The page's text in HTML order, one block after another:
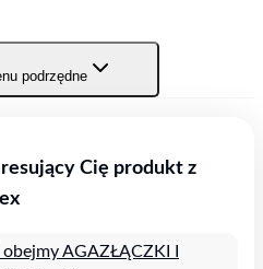
podrzędne
Cię produkt z
obejmy AGAZŁĄCZKI I